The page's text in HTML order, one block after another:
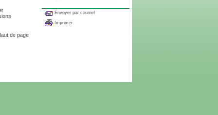
de page
Envoyer par courriel
Imprimer